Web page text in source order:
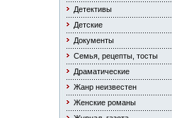
Детективы
Детские
Документы
Семья, рецепты, тосты
Драматические
Жанр неизвестен
Женские романы